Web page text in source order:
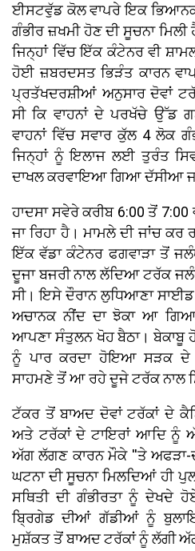
ਈਸਟਵੁੱਡ ਕੋਲ ਵਾਪਰੇ ਇਕ ਭਿਆਨਕ
ਗੰਭੀਰ ਜ਼ਖਮੀ ਹੋਣ ਦੀ ਸੂਚਨਾ
ਜਿਨ੍ਹਾਂ ਵਿੱਚ ਇੱਕ ਕੰਟੇਨਰ ਵੀ
ਹੋਈ ਜ਼ਬਰਦਸਤ ਭਿੜੰਤ ਕਾਰਨ
ਪ੍ਰਤੱਖਦਰਸ਼ੀਆਂ ਅਨੁਸਾਰ ਦੋਵਾਂ
ਸੀ ਕਿ ਵਾਹਨਾਂ ਦੇ ਪਰਖੱਚੇ ਉੱਡ
ਵਾਹਨਾਂ ਵਿੱਚ ਸਵਾਰ ਕੁੱਲ 4 ਲੋਕ
ਜਿਨ੍ਹਾਂ ਨੂੰ ਇਲਾਜ ਲਈ ਤੁਰੰਤ
ਦਾਖਲ ਕਰਵਾਇਆ ਗਿਆ ਦੱਸੀਆ ਜਾ
ਹਾਦਸਾ ਸਵੇਰੇ ਕਰੀਬ 6:00 ਤੋਂ
ਜਾ ਰਿਹਾ ਹੈ। ਮਾਮਲੇ ਦੀ ਜਾਂਚ
ਇੱਕ ਵੱਡਾ ਕੰਟੇਨਰ ਫਗਵਾੜਾ ਤੋਂ
ਦੂਜਾ ਬਜਰੀ ਨਾਲ ਲੱਦਿਆ ਟਰੱਕ
ਸੀ। ਇਸੇ ਦੌਰਾਨ ਲੁਧਿਆਣਾ
ਅਚਾਨਕ ਨੀਂਦ ਦਾ ਝੋਕਾ ਆ
ਆਪਣਾ ਸੰਤੁਲਨ ਖੋਹ ਬੈਠਾ।
ਨੂੰ ਪਾਰ ਕਰਦਾ ਹੋਇਆ ਸੜਕ
ਸਾਹਮਣੇ ਤੋਂ ਆ ਰਹੇ ਦੂਜੇ ਟਰੱਕ ਨਾਲ
ਟੱਕਰ ਤੋਂ ਬਾਅਦ ਦੋਵਾਂ ਟਰੱਕਾਂ ਦੇ
ਅਤੇ ਟਰੱਕਾਂ ਦੇ ਟਾਇਰਾਂ ਆਦਿ ਨੂੰ
ਅੱਗ ਲੱਗਣ ਕਾਰਨ ਮੌਕੇ ''ਤੇ ਅਫੜਾ-
ਘਟਨਾ ਦੀ ਸੂਚਨਾ ਮਿਲਦਿਆਂ ਹੀ
ਸਥਿਤੀ ਦੀ ਗੰਭੀਰਤਾ ਨੂੰ ਦੇਖਦੇ
ਬ੍ਰਿਗੇਡ ਦੀਆਂ ਗੱਡੀਆਂ ਨੂੰ
ਮੁਸ਼ੱਕਤ ਤੋਂ ਬਾਅਦ ਟਰੱਕਾਂ ਨੂੰ ਲੱਗੀ